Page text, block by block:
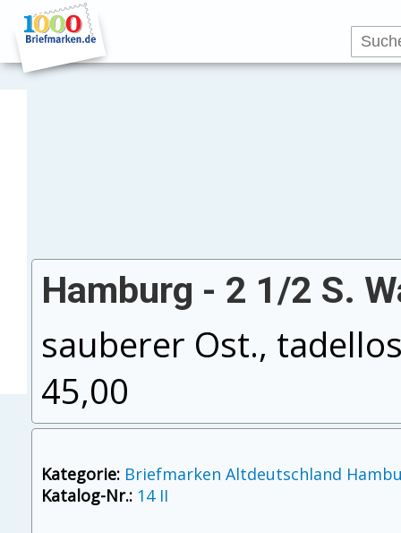
Hamburg - 2 1/2 S.
sauberer Ost.,
45,00
Kategorie: Briefmarken Altdeutschland
Katalog-Nr.: 14 II